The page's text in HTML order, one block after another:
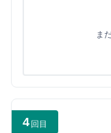
ま
4 回目